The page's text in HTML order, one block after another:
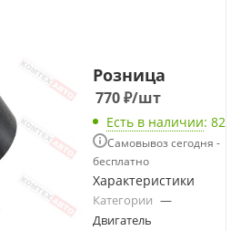
Розница
770₽/шт
Есть в наличии: 82
Самовывоз сегодня -
бесплатно
Характеристики
Категории —
Двигатель